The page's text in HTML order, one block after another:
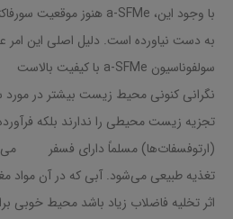
به دست نیاورده است. دلیل اصلی این امر
سولفوناسیون a-SFMe با کیفیت بالاست
نگرانی کنونی محیط زیست بیشتر در
تجزیه زیست محیطی را ندارند بلکه
(ارتوفسفات‌ها) مسلماً دارای فسفر می
تغذیه طبیعی می‌شود. آبی که در آن مواد
اثر تخلیه فاضلاب زیاد باشد محیط خوبی